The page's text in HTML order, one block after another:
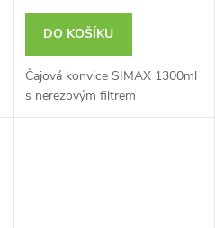
DO KOŠÍKU
Čajová konvice SIMAX 1300ml
s nerezovým filtrem